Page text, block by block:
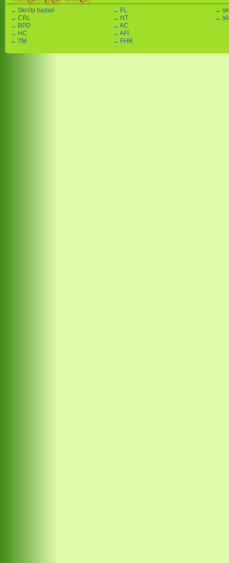
→ Skróty badań
→ CRL
→ BPD
→ HC
→ TM
→ FL
→ NT
→ AC
→ AFI
→ FHR
→
→